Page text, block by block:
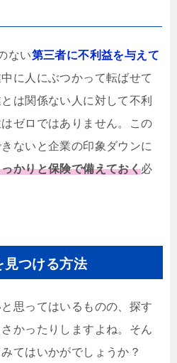
ない第三者に不利益を与えて
に人にぶつかって転ばせて
は関係ない人に対して不利
ゼロではありません。この
ないと企業の印象ダウンに
かりと保険で備えておく必
見つける方法
思ってはいるものの、探す
かったりしますよね。そん
てはいかがでしょうか？